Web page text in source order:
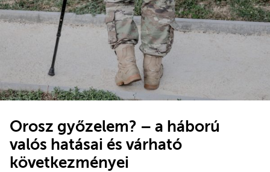
Orosz győzelem? – a háború
valós hatásai és várható
következményei